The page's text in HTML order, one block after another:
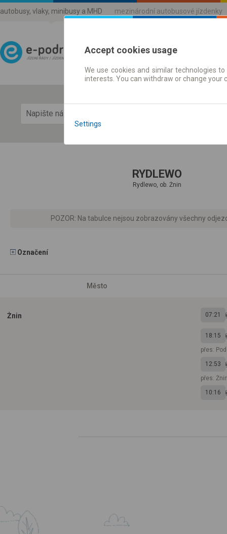
autobusy, vlaky, minibusy a MHD mezinárodní autobusové jízdenky
Jízdni řády a jízdenky
RYDLEWO
Rydlewo, ob. Żnin
POZOR: Na tabulce nejsou zobrazovány všechny
Označení
Město
Żnin 07:21
18:15
přes:
12:53
přes:
10:16
Accept cookies usage
We use cookies and similar technologies
interests. You can withdraw or change
Settings